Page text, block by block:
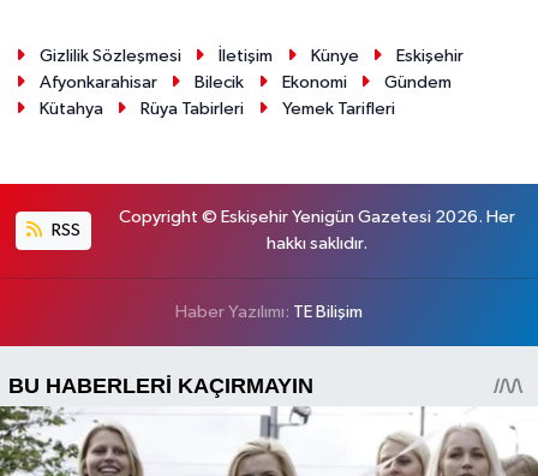
Gizlilik Sözleşmesi İletişim Künye
Eskişehir
Afyonkarahisar
Bilecik Ekonomi
Gündem
Kütahya
Rüya Tabirleri Yemek Tarifleri
RSS
Copyright © Eskişehir Yenigün Gazetesi 2026. Her
hakkı saklıdır.
Haber Yazılımı: TE Bilişim